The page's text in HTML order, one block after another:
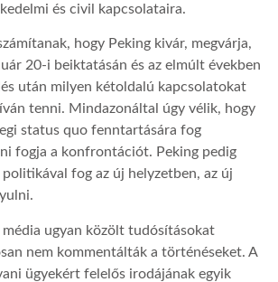
és civil kapcsolataira.
hogy Peking kivár, megvárja,
20-i beiktatásán és az elmúlt években
után milyen kétoldalú kapcsolatokat
tenni. Mindazonáltal úgy vélik, hogy
status quo fenntartására fog
fogja a konfrontációt. Peking pedig
fog az új helyzetben, az új
média ugyan közölt tudósításokat
nem kommentálták a történéseket. A
ügyekért felelős irodájának egyik